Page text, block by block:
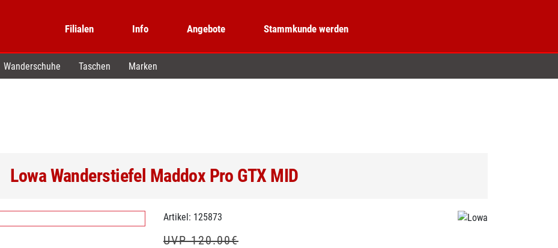
Filialen Info Angebote Stammkunde werden
Wanderschuhe Taschen Marken
Lowa Wanderstiefel Maddox Pro GTX MID
Artikel: 125873
UVP 120.00€